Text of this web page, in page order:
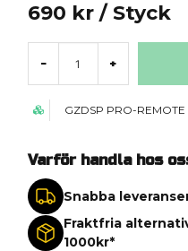
690 kr / Styck
- +
GZDSP PRO-REMOTE
Varför handla hos
Snabba
Fraktfria
1000kr*